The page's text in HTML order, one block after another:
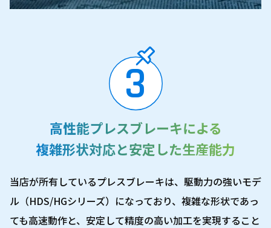
3
高性能プレスブレーキによる
複雑形状対応と安定した生産能力
当店が所有しているプレスブレーキは、駆動力の強いモデ
ル（HDS/HGシリーズ）になっており、複雑な形状であっ
ても高速動作と、安定して精度の高い加工を実現すること